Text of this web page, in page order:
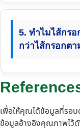
5. ทำไมไส้กรอ
กว่าไส้กรอกต
เพื่อให้คุณได้ข้อมูลที่รอบ
ข้อมูลอ้างอิงคุณภาพไว้